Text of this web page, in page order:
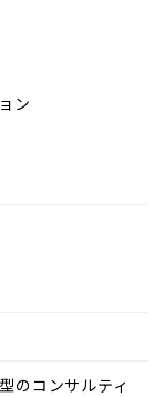
ン
のコンサルティ